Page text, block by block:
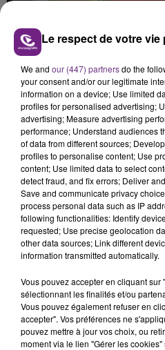
UN FEU DE
CIRCULATION DANS
Un feu de remorque s'est
fin de matinée sur l'A34.
VENEZ FÊTER CE
L'ANNIVERSAIRE DE
Ce samedi 8 août sera un
l'anniversaire du plus gros
Une fête est donc
TITRES DIFFUSÉS
10h47
10h47
Le respect de votre
We and our (447) partnersdo the
your consent and/or our legitimate
information on a device; Use limited
profiles for personalised advertising;
advertising; Measure advertising
performance; Understand audiences
of data from different sources;
profiles to personalise content; Use
content; Use limited data to select
detect fraud, and fix errors; Deliver
Save and communicate privacy
process personal data such as IP
following functionalities: Identify
requested; Use precise geolocation
other data sources; Link different
information transmitted automatically.
Vous pouvez accepter en cliquant sur
sélectionnant les finalités et/ou
Vous pouvez également refuser en
accepter". Vos préférences ne
pouvez mettre à jour vos choix, ou
moment via le lien "Gérer les